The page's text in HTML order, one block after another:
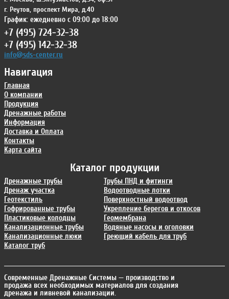
Каталог продукции
Дренажные трубы
Дренаж участка
Геотекстиль
Гофрированные трубы
Пластиковые колодцы
Канализационные трубы
Канализационные люки
Каталог труб
Трубы ПНД и фитинги
Водоотводные лотки
Поверхностный водоотвод
Укрепление берегов и откосов
Геомембрана
Водяные насосы и оголовки
Греющий кабель для труб
Навигация
Главная
О компании
Продукция
Дренажные работы
Информация
Доставка и Оплата
Контакты
Карта сайта
г. Реутов, проспект Мира, д.40
График: ежедневно с 09:00 до 18:00
+7 (495) 724-32-38
+7 (495) 142-32-38
info@sds-center.ru
Современные Дренажные Системы — производство и
продажа всех необходимых материалов для создания
дренажа и ливневой канализации.